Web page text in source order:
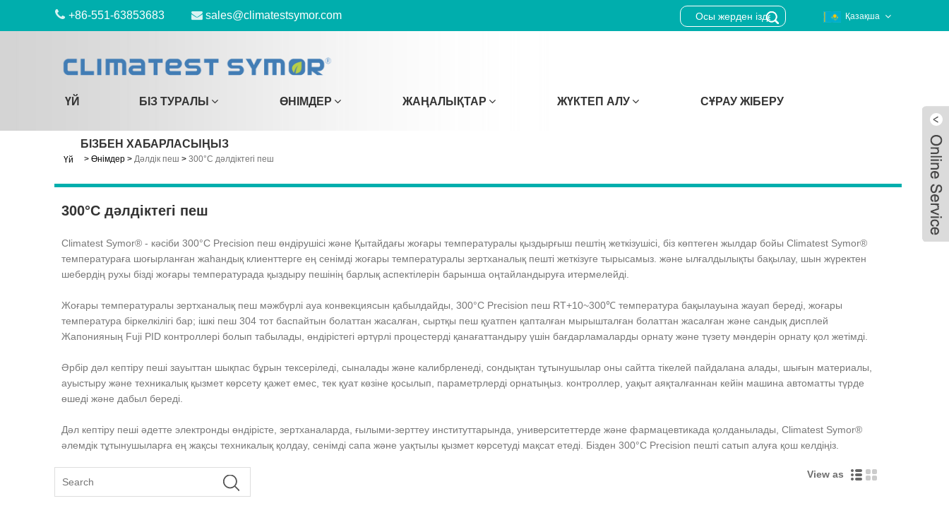
+86-551-63853683 sales@climatestsymor.com Қазақша
ҮЙ БІЗ ТУРАЛЫ ӨНІМДЕР ЖАҢАЛЫҚТАР ЖҮКТЕП АЛУ СҰРАУ ЖІБЕРУ
БІЗБЕН ХАБАРЛАСЫҢЫЗ
Үй > Өнімдер > Дәлдік пеш > 300°C дәлдіктегі пеш
300°C дәлдіктегі пеш
Climatest Symor® - кәсіби 300°C Precision пеш өндірушісі және Қытайдағы жоғары температуралы қыздырғыш пештің жеткізушісі, біз көптеген жылдар бойы Climatest Symor®
температураға шоғырланған жаһандық клиенттерге ең сенімді жоғары температуралы зертханалық пешті жеткізуге тырысамыз. және ылғалдылықты бақылау, шын жүректен
шебердің рухы бізді жоғары температурада қыздыру пешінің барлық аспектілерін барынша оңтайландыруға итермелейді.
Жоғары температуралы зертханалық пеш мәжбүрлі ауа конвекциясын қабылдайды, 300°C Precision пеш RT+10~300℃ температура бақылауына жауап береді, жоғары
температура біркелкілігі бар; ішкі пеш 304 тот баспайтын болаттан жасалған, сыртқы пеш қуатпен қапталған мырышталған болаттан жасалған және сандық дисплей
Жапонияның Fuji PID контроллері болып табылады, өндірістегі әртүрлі процестерді қанағаттандыру үшін бағдарламаларды орнату және түзету мәндерін орнату қол жетімді.
Әрбір дәл кептіру пеші зауыттан шықпас бұрын тексеріледі, сыналады және калибрленеді, сондықтан тұтынушылар оны сайтта тікелей пайдалана алады, шығын материалы,
ауыстыру және техникалық қызмет көрсету қажет емес, тек қуат көзіне қосылып, параметрлерді орнатыңыз. контроллер, уақыт аяқталғаннан кейін машина автоматты түрде
өшеді және дабыл береді.
Дәл кептіру пеші әдетте электронды өндірісте, зертханаларда, ғылыми-зерттеу институттарында, университеттерде және фармацевтикада қолданылады, Climatest Symor®
әлемдік тұтынушыларға ең жақсы техникалық қолдау, сенімді сапа және уақтылы қызмет көрсетуді мақсат етеді. Бізден 300°C Precision пешті сатып алуға қош келдіңіз.
View as